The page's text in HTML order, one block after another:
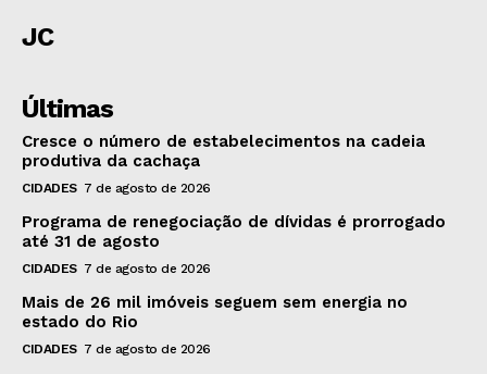
JC
Últimas
Cresce o número de estabelecimentos na cadeia
produtiva da cachaça
CIDADES 7 de agosto de 2026
Programa de renegociação de dívidas é prorrogado
até 31 de agosto
CIDADES 7 de agosto de 2026
Mais de 26 mil imóveis seguem sem energia no
estado do Rio
CIDADES 7 de agosto de 2026